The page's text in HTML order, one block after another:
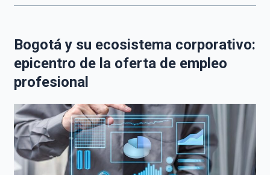
Bogotá y su ecosistema corporativo:
epicentro de la oferta de empleo
profesional